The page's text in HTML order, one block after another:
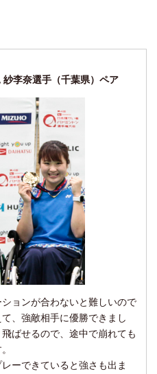
李奈選手（千葉県）ペア
ョンが合わないと難しいので
、強敵相手に優勝できまし
ばせるので、途中で崩れても
ーできていると強さも出ま